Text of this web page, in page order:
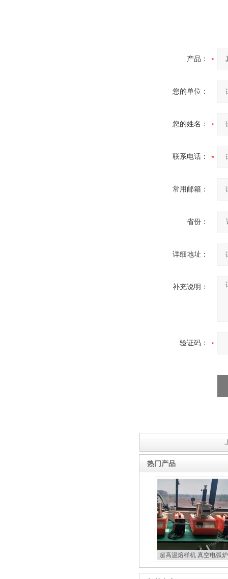
产品：
您的单位：
您的姓名：
联系电话：
常用邮箱：
省份：
详细地址：
补充说明：
验证码：
热门产品
超高温熔样机 真空电弧